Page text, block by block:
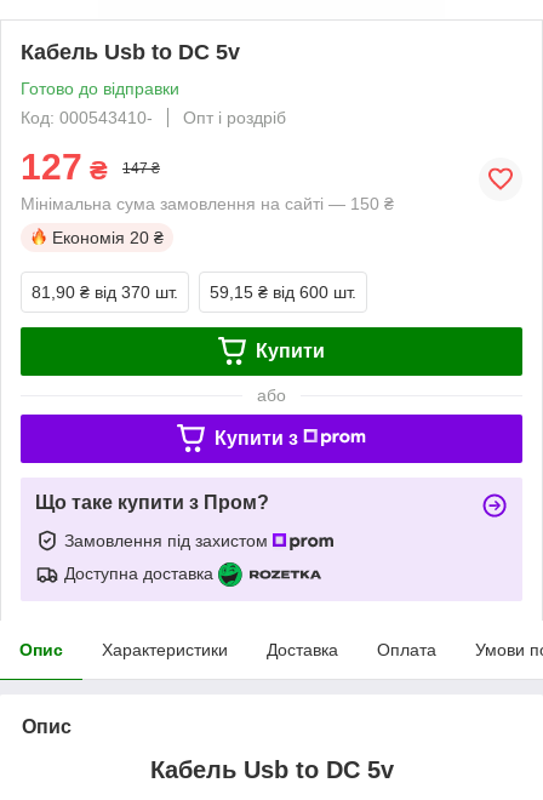
Кабель Usb to DC 5v
Готово до відправки
Код: 000543410-
Опт і роздріб
127 ₴ 147 ₴
Мінімальна сума замовлення на сайті — 150 ₴
Економія 20 ₴
81,90 ₴ від 370 шт. 59,15 ₴ від 600 шт.
Купити
або
Купити з
Що таке купити з Пром?
Замовлення під захистом
Доступна доставка
Опис Характеристики Доставка Оплата Умови
Опис
Кабель Usb to DC 5v